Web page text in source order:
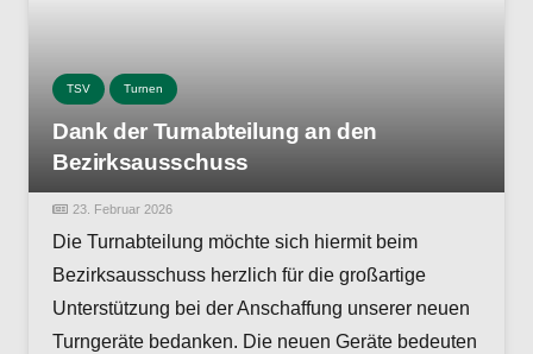
TSV Turnen
Dank der Turnabteilung an den
Bezirksausschuss
23. Februar 2026
Die Turnabteilung möchte sich hiermit beim
Bezirksausschuss herzlich für die großartige
Unterstützung bei der Anschaffung unserer neuen
Turngeräte bedanken. Die neuen Geräte bedeuten